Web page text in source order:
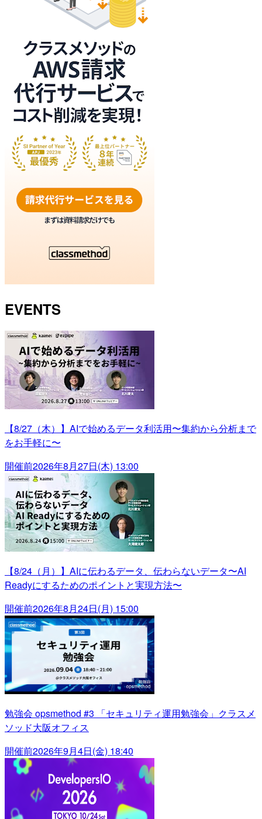
EVENTS
【8/27（木）】AIで始めるデータ利活用〜集約から分析まで
をお手軽に〜
開催前2026年8月27日(木) 13:00
【8/24（月）】AIに伝わるデータ、伝わらないデータ〜AI
Readyにするためのポイントと実現方法〜
開催前2026年8月24日(月) 15:00
勉強会 opsmethod #3 「セキュリティ運用勉強会」クラスメ
ソッド大阪オフィス
開催前2026年9月4日(金) 18:40